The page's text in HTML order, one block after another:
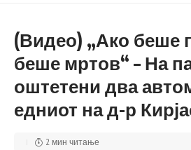
(Видео) „Ако беше
беше мртов“ – На
оштетени два
едниот на д-р
2 мин читање